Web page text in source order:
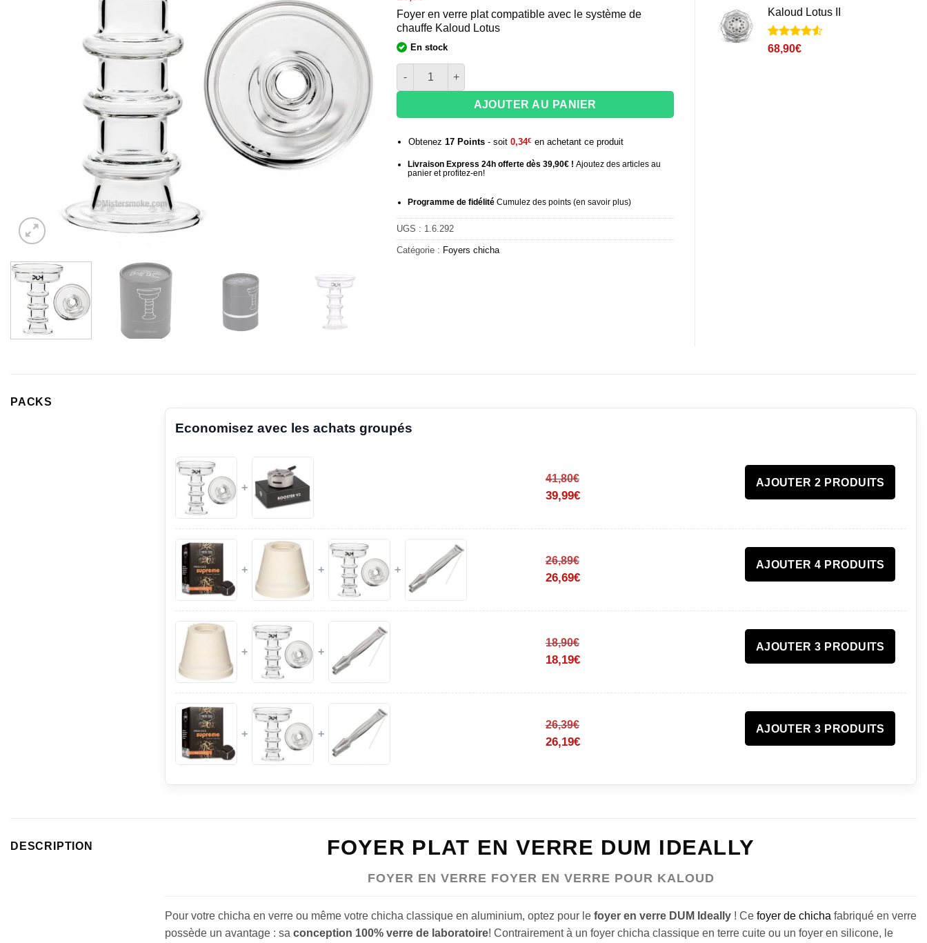
Foyer en verre plat compatible avec le système de
chauffe Kaloud Lotus
En stock
quantité de Foyer en verre DUM Ideally
AJOUTER AU PANIER
Obtenez 17Points- soit 0,34€ en achetant ce produit
Livraison Express 24h offerte dès 39,90€ ! Ajoutez des articles au
panier et profitez-en!
Programme de fidélitéCumulez des points (en savoir plus)
UGS : 1.6.292
Catégorie : Foyers chicha
basé sur
notations
client
Kaloud Lotus II
Noté4.5
sur 5 basé
3
68,90€
PACKS
Economisez avec les achats groupés
+
41,80€
39,99€
AJOUTER 2 PRODUITS
+ + +
26,89€
26,69€
AJOUTER 4 PRODUITS
+ +
18,90€
18,19€
AJOUTER 3 PRODUITS
+ +
26,39€
26,19€
AJOUTER 3 PRODUITS
DESCRIPTION FOYER PLAT EN VERRE DUM IDEALLY
FOYER EN VERRE FOYER EN VERRE POUR KALOUD
Pour votre chicha en verre ou même votre chicha classique en aluminium, optez pour le foyer en verre DUM Ideally ! Ce foyer de chicha fabriqué en verre
possède un avantage : sa conception 100% verre de laboratoire! Contrairement à un foyer chicha classique en terre cuite ou un foyer en silicone, le